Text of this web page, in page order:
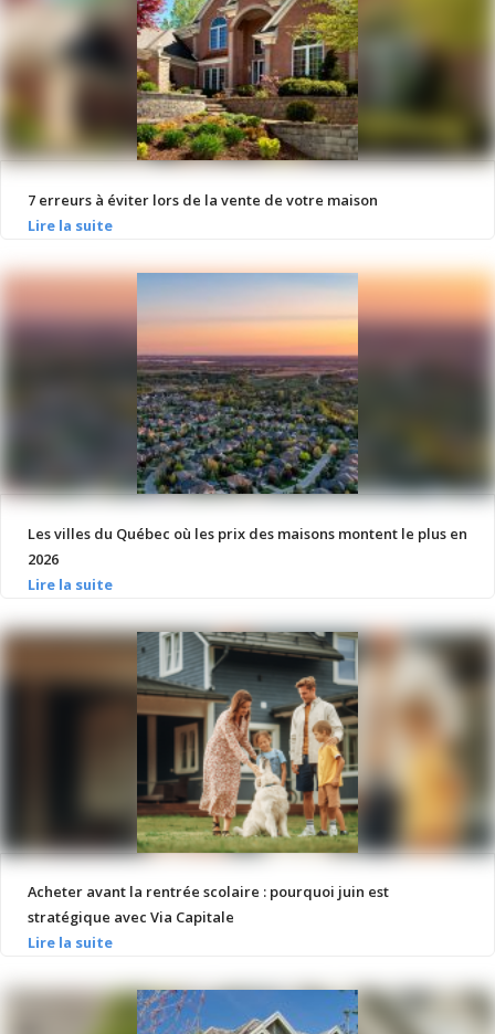
7 erreurs à éviter lors de la vente de votre maison
Les villes du Québec où les prix des maisons montent le plus en
2026
Acheter avant la rentrée scolaire : pourquoi juin est
stratégique avec Via Capitale